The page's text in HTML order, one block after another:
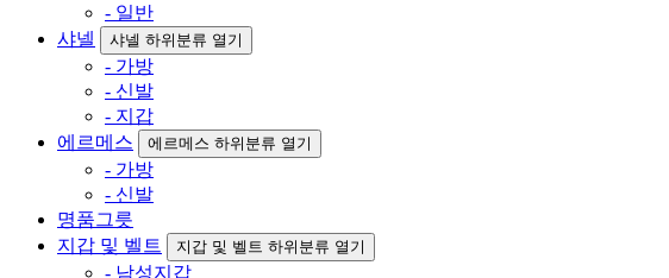
- 일반
샤넬
샤넬 하위분류 열기
- 가방
- 신발
- 지갑
에르메스
에르메스 하위분류 열기
- 가방
- 신발
명품그릇
지갑 및 벨트
지갑 및 벨트 하위분류 열기
- 남성지갑